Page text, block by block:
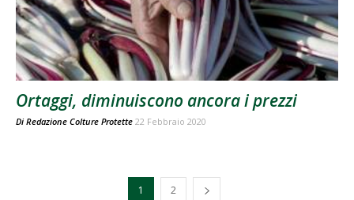
Ortaggi, diminuiscono ancora i prezzi
Di Redazione Colture Protette 22 Febbraio 2020
1 2